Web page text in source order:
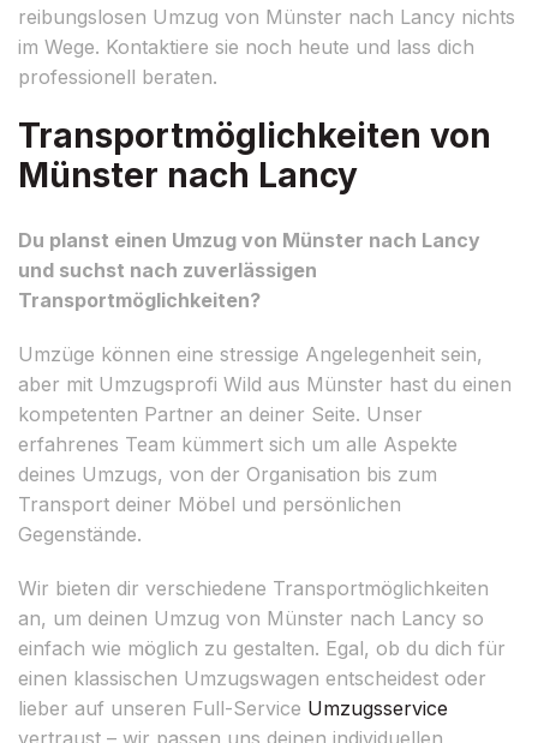
reibungslosen Umzug von Münster nach Lancy nichts
im Wege. Kontaktiere sie noch heute und lass dich
professionell beraten.
Transportmöglichkeiten von
Münster nach Lancy
Du planst einen Umzug von Münster nach Lancy
und suchst nach zuverlässigen
Transportmöglichkeiten?
Umzüge können eine stressige Angelegenheit sein,
aber mit Umzugsprofi Wild aus Münster hast du einen
kompetenten Partner an deiner Seite. Unser
erfahrenes Team kümmert sich um alle Aspekte
deines Umzugs, von der Organisation bis zum
Transport deiner Möbel und persönlichen
Gegenstände.
Wir bieten dir verschiedene Transportmöglichkeiten
an, um deinen Umzug von Münster nach Lancy so
einfach wie möglich zu gestalten. Egal, ob du dich für
einen klassischen Umzugswagen entscheidest oder
lieber auf unseren Full-Service Umzugsservice
vertraust – wir passen uns deinen individuellen